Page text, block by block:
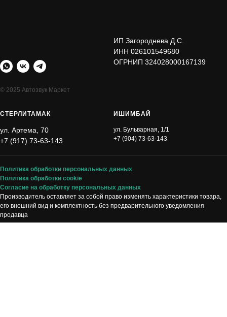
© 2025 Автозвук Маркет
ИП Загороднева Д.С.
ИНН 026101549680
ОГРНИП 324028000167139
СТЕРЛИТАМАК
ул. Артема, 70
+7 (917) 73-63-143
ИШИМБА Й
ул. Бульварная, 1/1
+7 (904) 73-63-143
Политика обработки персональных данных
Политика обработки cookie
Согласие на обработку персональных данных
Производитель оставляет за собой право изменять характеристики товара,
его внешний вид и комплектность без предварительного уведомления
продавца